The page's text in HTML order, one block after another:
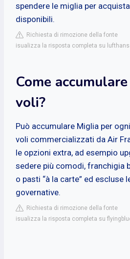
spendere le miglia per
disponibili.
Richiesta di rimozione della fonte
isualizza la risposta completa su
Come
voli?
Può accumulare Miglia per
voli commercializzati da Air
le opzioni extra, ad esempio
sedere più comodi, franchigia
o pasti “à la carte” ed escluse
governative.
Richiesta di rimozione della fonte
isualizza la risposta completa su